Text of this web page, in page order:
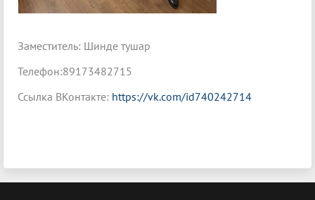
Заместитель: Шинде тушар
Телефон:89173482715
Ссылка ВКонтакте: https://vk.com/id740242714